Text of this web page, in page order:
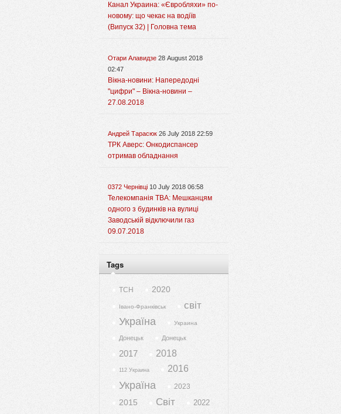
Канал Украина: «Євробляхи» по-
новому: що чекає на водіїв
(Випуск 32) | Головна тема
Отари Алавидзе 28 August 2018
02:47
Вікна-новини: Напередодні
"цифри" – Вікна-новини –
27.08.2018
Андрей Тарасюк 26 July 2018 22:59
ТРК Аверс: Онкодиспансер
отримав обладнання
0372 Чернівці 10 July 2018 06:58
Телекомпанія ТВА: Мешканцям
одного з будинків на вулиці
Заводській відключили газ
09.07.2018
Tags
ТСН 2020
Івано-Франківськ світ
Україна Украина
Донецьк Донецьк
2017 2018
112 Украина 2016
Україна 2023
2015 Світ 2022